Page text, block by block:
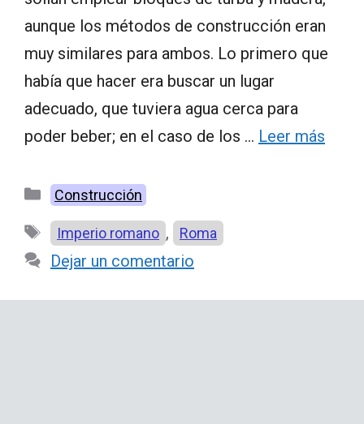
aunque los métodos de construcción eran
muy similares para ambos. Lo primero que
había que hacer era buscar un lugar
adecuado, que tuviera agua cerca para
poder beber; en el caso de los … Leer más
Categorías
Construcción
Etiquetas
Imperio romano , Roma
Dejar un comentario